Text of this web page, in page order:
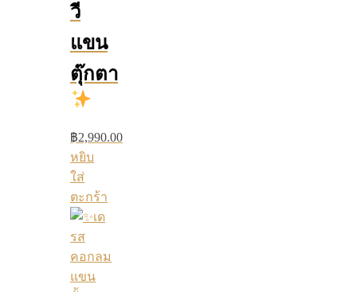
วี
แขน
ตุ๊กตา
฿2,990.00
หยิบ
ใส่
ตะกร้า